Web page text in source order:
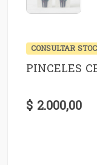
CONSULTAR
PINCELES
$ 2.000,00